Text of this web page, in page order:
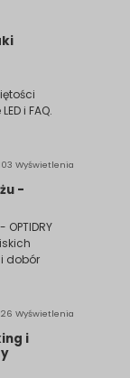
i FAQ.
Wyświetlenia
-
dobór
Wyświetlenia
i